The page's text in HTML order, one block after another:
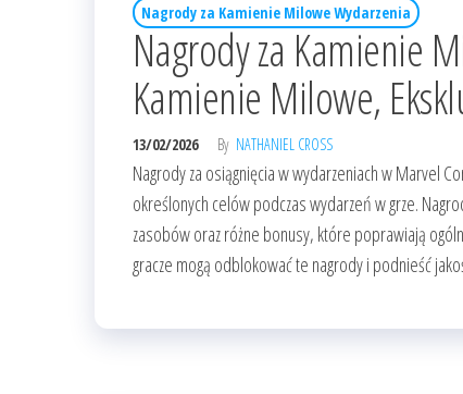
Nagrody za Kamienie Milowe Wydarzenia
Nagrody za Kamienie
Kamienie Milowe,
13/02/2026 By NATHANIEL CROSS
Nagrody za osiągnięcia w wydarzeniach w Marvel
określonych celów podczas wydarzeń w grze.
zasobów oraz różne bonusy, które poprawiają
gracze mogą odblokować te nagrody i podnieść